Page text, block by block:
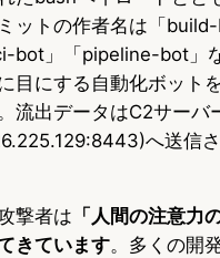
ットの作者名は「
bot」「pipeline-bot」
目にする自動化ボット
流出データはC2サーバ
へ送信
撃者は 「人間の注意力
きています。多くの開